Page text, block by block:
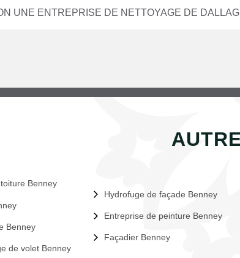
UNE ENTREPRISE DE NETTOYAGE DE
Benney
Benney
de volet Benney
Hydrofuge de façade Benney
Entreprise de peinture Benney
Façadier Benney